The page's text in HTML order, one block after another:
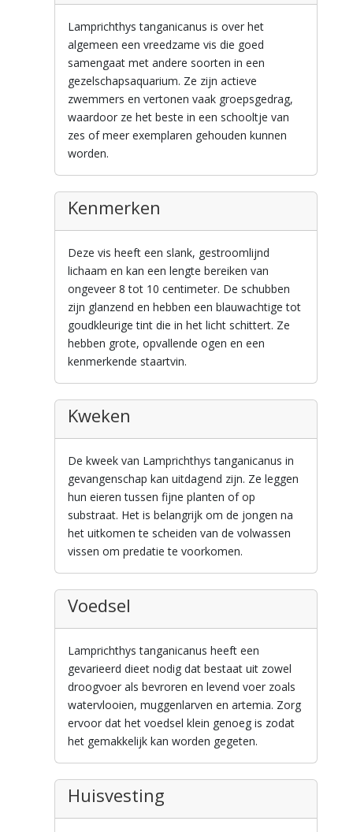
Lamprichthys tanganicanus is over het
algemeen een vreedzame vis die goed
samengaat met andere soorten in een
gezelschapsaquarium. Ze zijn actieve
zwemmers en vertonen vaak groepsgedrag,
waardoor ze het beste in een schooltje van
zes of meer exemplaren gehouden kunnen
worden.
Kenmerken
Deze vis heeft een slank, gestroomlijnd
lichaam en kan een lengte bereiken van
ongeveer 8 tot 10 centimeter. De schubben
zijn glanzend en hebben een blauwachtige tot
goudkleurige tint die in het licht schittert. Ze
hebben grote, opvallende ogen en een
kenmerkende staartvin.
Kweken
De kweek van Lamprichthys tanganicanus in
gevangenschap kan uitdagend zijn. Ze leggen
hun eieren tussen fijne planten of op
substraat. Het is belangrijk om de jongen na
het uitkomen te scheiden van de volwassen
vissen om predatie te voorkomen.
Voedsel
Lamprichthys tanganicanus heeft een
gevarieerd dieet nodig dat bestaat uit zowel
droogvoer als bevroren en levend voer zoals
watervlooien, muggenlarven en artemia. Zorg
ervoor dat het voedsel klein genoeg is zodat
het gemakkelijk kan worden gegeten.
Huisvesting